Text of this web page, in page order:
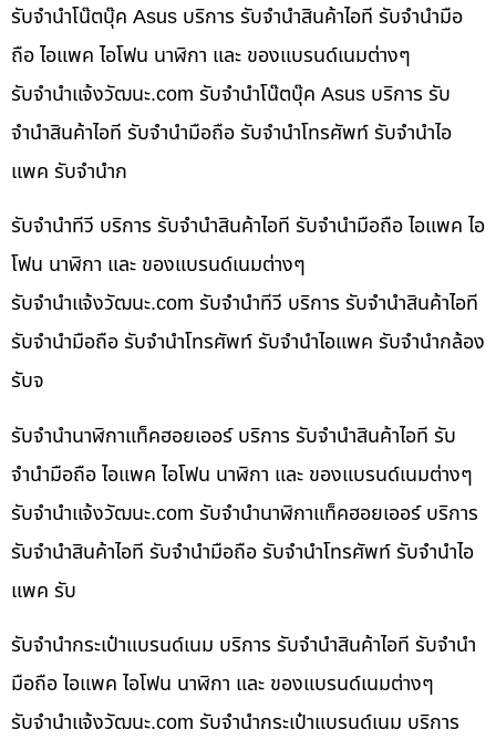
รับจำนำโน๊ตบุ๊ค Asus บริการ รับจำนำสินค้าไอที รับจำนำมือ
ถือ ไอแพค ไอโฟน นาฬิกา และ ของแบรนด์เนมต่างๆ
รับจํานําแจ้งวัฒนะ.com รับจำนำโน๊ตบุ๊ค Asus บริการ รับ
จำนำสินค้าไอที รับจำนำมือถือ รับจำนำโทรศัพท์ รับจำนำไอ
แพค รับจำนำก
รับจำนำทีวี บริการ รับจำนำสินค้าไอที รับจำนำมือถือ ไอแพค ไอ
โฟน นาฬิกา และ ของแบรนด์เนมต่างๆ
รับจํานําแจ้งวัฒนะ.com รับจำนำทีวี บริการ รับจำนำสินค้าไอที
รับจำนำมือถือ รับจำนำโทรศัพท์ รับจำนำไอแพค รับจำนำกล้อง
รับจ
รับจำนำนาฬิกาแท็คฮอยเออร์ บริการ รับจำนำสินค้าไอที รับ
จำนำมือถือ ไอแพค ไอโฟน นาฬิกา และ ของแบรนด์เนมต่างๆ
รับจํานําแจ้งวัฒนะ.com รับจำนำนาฬิกาแท็คฮอยเออร์ บริการ
รับจำนำสินค้าไอที รับจำนำมือถือ รับจำนำโทรศัพท์ รับจำนำไอ
แพค รับ
รับจำนำกระเป๋าแบรนด์เนม บริการ รับจำนำสินค้าไอที รับจำนำ
มือถือ ไอแพค ไอโฟน นาฬิกา และ ของแบรนด์เนมต่างๆ
รับจํานําแจ้งวัฒนะ.com รับจำนำกระเป๋าแบรนด์เนม บริการ